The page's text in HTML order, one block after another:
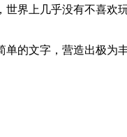
界上几乎没有不喜
的文字，营造出极